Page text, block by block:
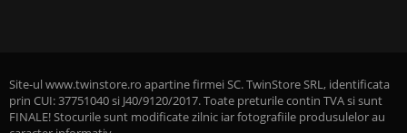
Site-ul www.twinstore.ro apartine firmei SC. TwinStore SRL, identificata
prin CUI: 37751040 si J40/9120/2017. Toate preturile contin TVA si sunt
FINALE! Stocurile sunt modificate zilnic iar fotografiile produsulelor au